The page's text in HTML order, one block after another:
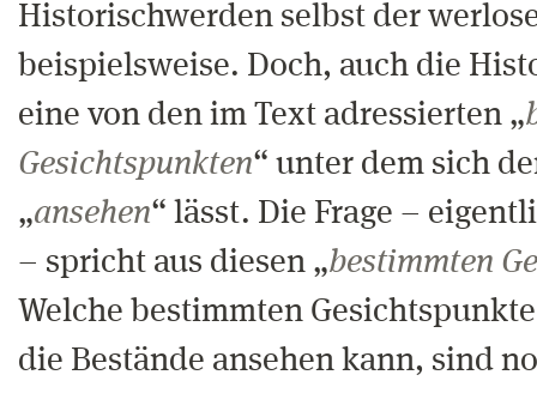
Historischwerden selbst der
beispielsweise. Doch, auch die
eine von den im Text adressierten „
Gesichtspunkten“ unter dem sich
„ansehen“ lässt. Die Frage –
– spricht aus diesen „bestimmten
Welche bestimmten
die Bestände ansehen kann, sind